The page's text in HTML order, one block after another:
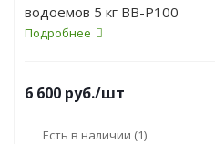
водоемов 5 кг ВВ-Р100
Подробнее
6 600 руб./шт
Есть в наличии (1)